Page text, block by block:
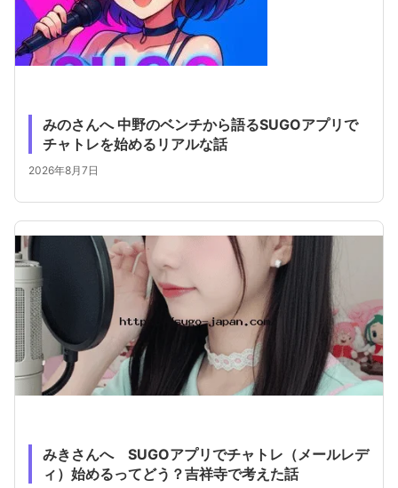
みのさんへ 中野のベンチから語るSUGOアプリで
チャトレを始めるリアルな話
2026年8月7日
みきさんへ SUGOアプリでチャトレ（メールレデ
ィ）始めるってどう？吉祥寺で考えた話